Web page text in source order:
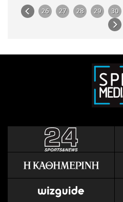
26 27 28 29 30